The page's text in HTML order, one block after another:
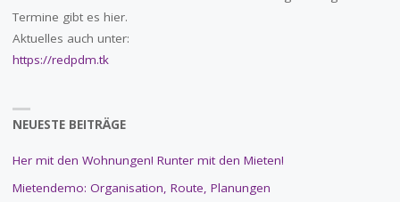
Termine gibt es hier.
Aktuelles auch unter:
https://redpdm.tk
NEUESTE BEITRÄGE
Her mit den Wohnungen! Runter mit den Mieten!
Mietendemo: Organisation, Route, Planungen